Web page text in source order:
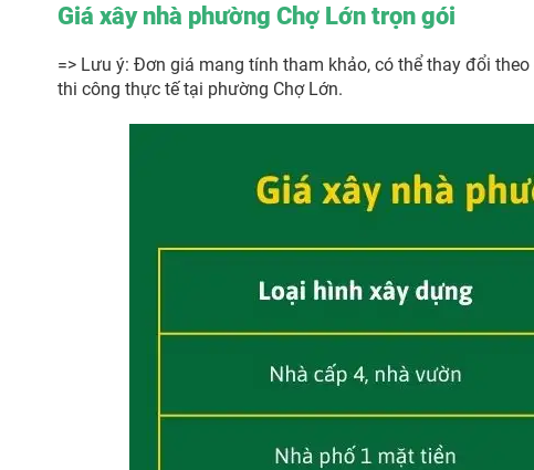
Giá xây nhà phường Chợ Lớn trọn gói
=> Lưu ý: Đơn giá mang tính tham khảo, có thể thay đổi
thi công thực tế tại phường Chợ Lớn.